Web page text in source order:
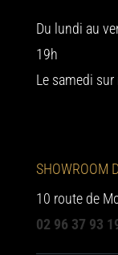
Du lundi au
19h
Le samedi
SHOWROOM
10 route de
02 96 37 93